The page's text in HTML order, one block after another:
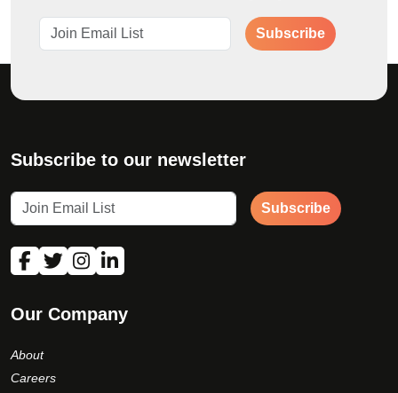
Subscribe
Subscribe to our newsletter
Subscribe
Our Company
About
Careers